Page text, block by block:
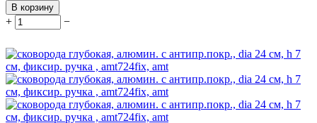
В корзину
+ −